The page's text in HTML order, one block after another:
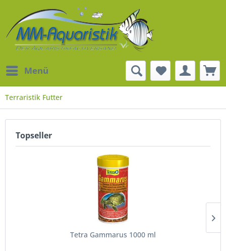
Menü
Terraristik Futter
Topseller
Tetra Gammarus 1000 ml